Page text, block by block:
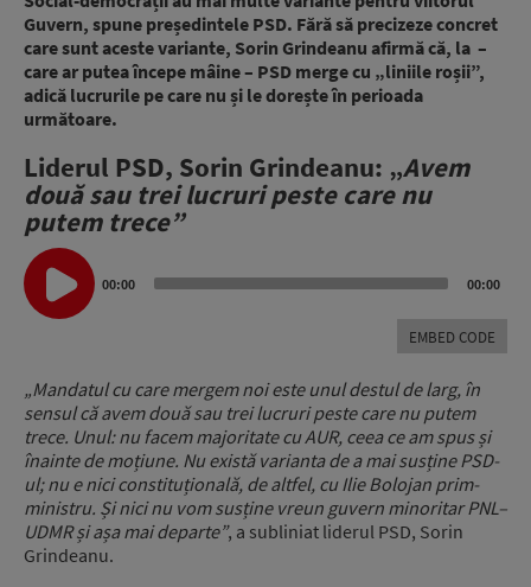
Guvern, spune președintele PSD. Fără să precizeze concret
care sunt aceste variante, Sorin Grindeanu afirmă că, la –
care ar putea începe mâine – PSD merge cu „liniile roșii”,
adică lucrurile pe care nu și le dorește în perioada
următoare.
Liderul PSD, Sorin Grindeanu: „Avem
două sau trei lucruri peste care nu
putem trece”
Audio
Player
00:00 00:00
EMBED CODE
„Mandatul cu care mergem noi este unul destul de larg, în
sensul că avem două sau trei lucruri peste care nu putem
trece. Unul: nu facem majoritate cu AUR, ceea ce am spus și
înainte de moțiune. Nu există varianta de a mai susține PSD-
ul; nu e nici constituțională, de altfel, cu Ilie Bolojan prim-
ministru. Și nici nu vom susține vreun guvern minoritar PNL–
UDMR și așa mai departe”, a subliniat liderul PSD, Sorin
Grindeanu.